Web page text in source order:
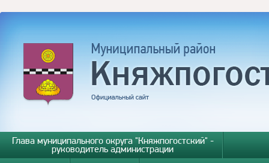
Глава муниципального округа "Княжпогостский" -
руководитель администрации